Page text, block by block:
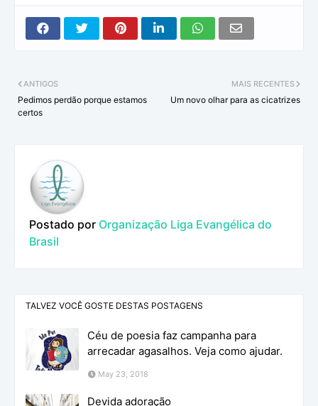
MAIS RECENTES
Um novo olhar para as cicatrizes
ANTIGOS
Pedimos perdão porque estamos
certos
Postado por Organização Liga Evangélica do
Brasil
TALVEZ VOCÊ GOSTE DESTAS POSTAGENS
Céu de poesia faz campanha para
arrecadar agasalhos. Veja como ajudar.
May 23, 2018
Devida adoração